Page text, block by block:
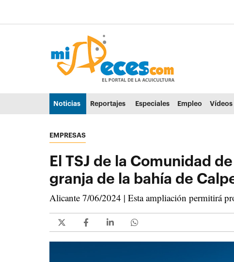
Ir al menú principal (alt + u)
Noticias Reportajes Especiales Empleo Vídeos
EMPRESAS
El TSJ de la Comunidad
granja de la bahía de
Alicante 7/06/2024 | Esta ampliación permitirá